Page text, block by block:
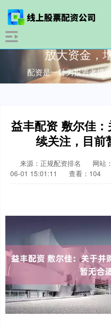
放大资金，
配资是一种为投资者提
益丰配资 敷尔佳
续关注，目前
来源：正规配资排名 网站
06-01 15:01:11
查看：104